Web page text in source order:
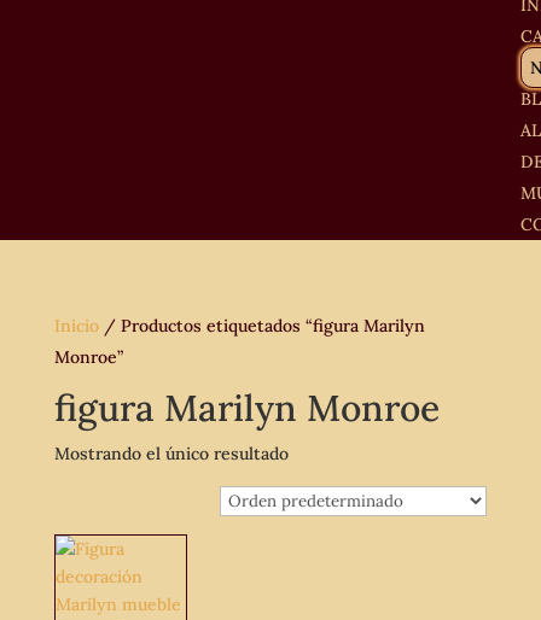
Inicio/ Productos etiquetados “figura Marilyn
Monroe”
figura Marilyn Monroe
Mostrando el único resultado